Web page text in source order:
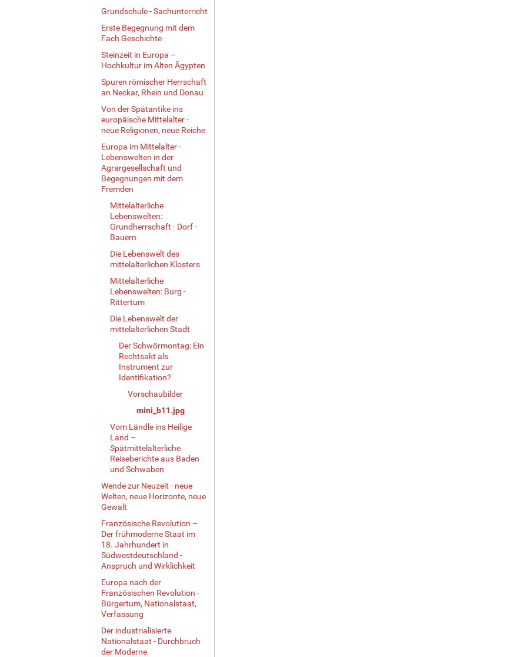
Grundschule - Sachunterricht
Erste Begegnung mit dem
Fach Geschichte
Steinzeit in Europa –
Hochkultur im Alten Ägypten
Spuren römischer Herrschaft
an Neckar, Rhein und Donau
Von der Spätantike ins
europäische Mittelalter -
neue Religionen, neue Reiche
Europa im Mittelalter -
Lebenswelten in der
Agrargesellschaft und
Begegnungen mit dem
Fremden
Mittelalterliche
Lebenswelten:
Grundherrschaft - Dorf -
Bauern
Die Lebenswelt des
mittelalterlichen Klosters
Mittelalterliche
Lebenswelten: Burg -
Rittertum
Die Lebenswelt der
mittelalterlichen Stadt
Der Schwörmontag: Ein
Rechtsakt als
Instrument zur
Identifikation?
Vorschaubilder
mini_b11.jpg
Vom Ländle ins Heilige
Land –
Spätmittelalterliche
Reiseberichte aus Baden
und Schwaben
Wende zur Neuzeit - neue
Welten, neue Horizonte, neue
Gewalt
Französische Revolution –
Der frühmoderne Staat im
18. Jahrhundert in
Südwestdeutschland -
Anspruch und Wirklichkeit
Europa nach der
Französischen Revolution -
Bürgertum, Nationalstaat,
Verfassung
Der industrialisierte
Nationalstaat - Durchbruch
der Moderne